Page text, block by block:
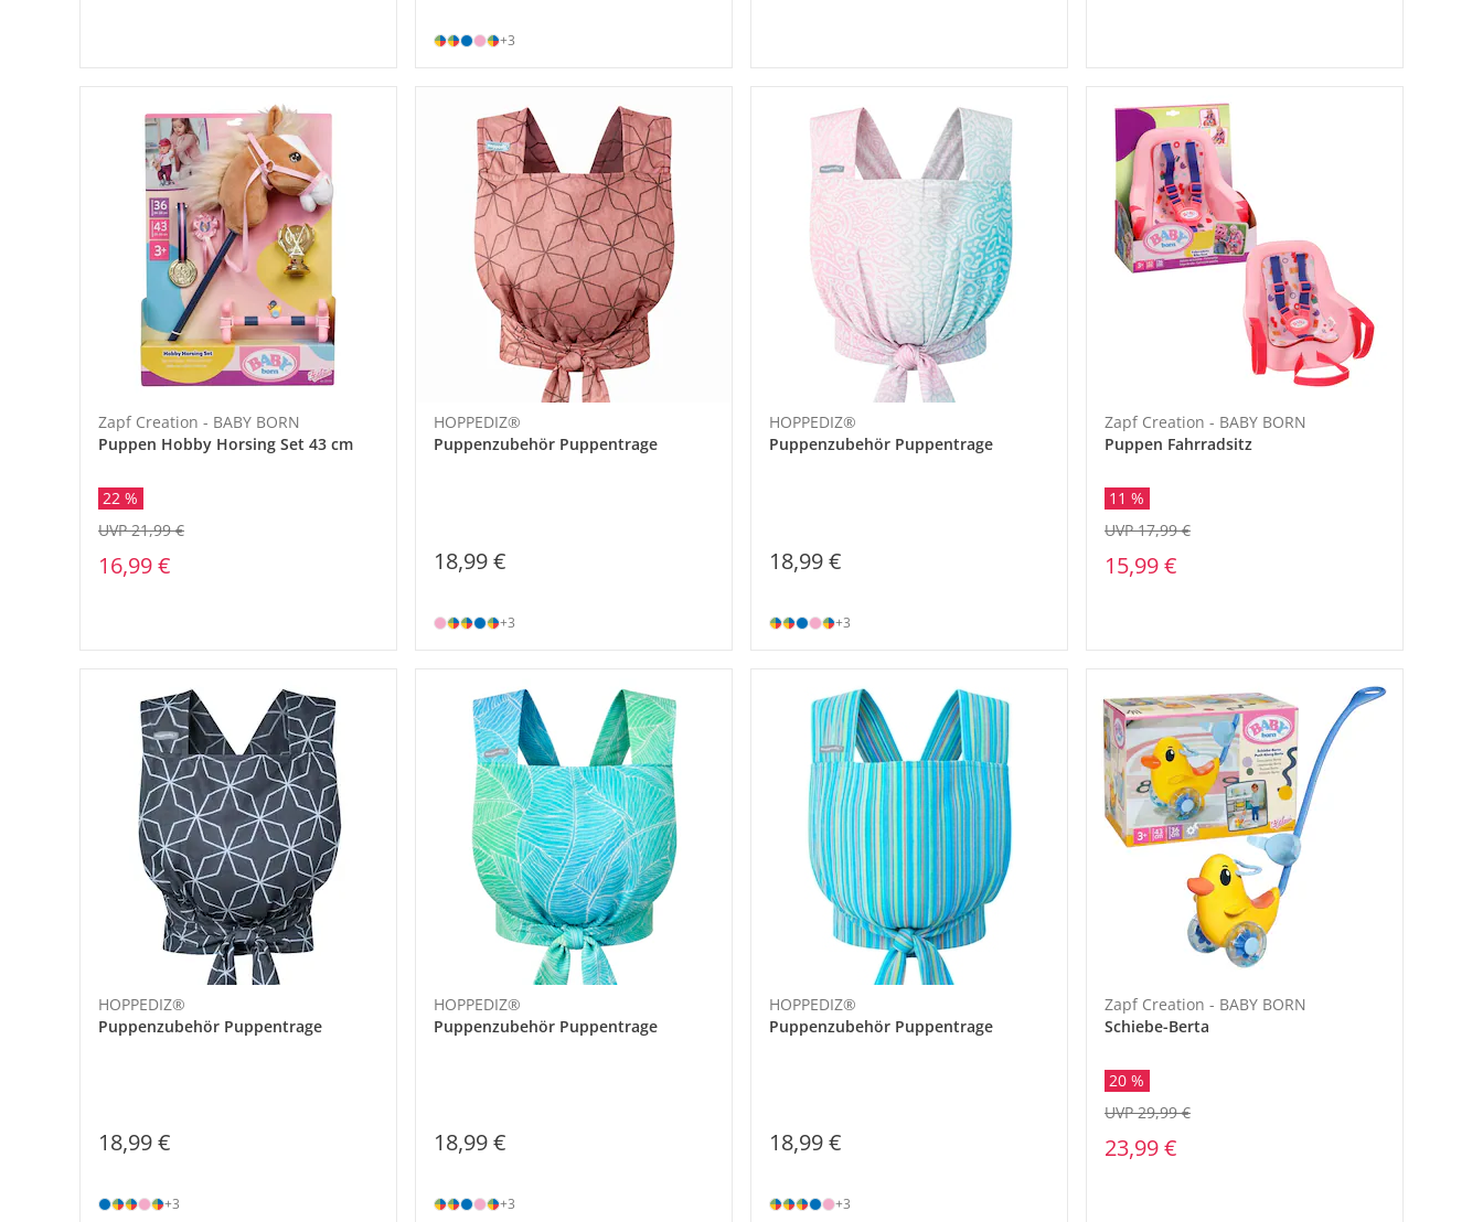
+3
Zapf Creation - BABY BORN
Puppen Hobby Horsing Set 43 cm
22 %
16,99 €
UVP 21,99 €
HOPPEDIZ®
Puppenzubehör Puppentrage
18,99 €
+3
HOPPEDIZ®
Puppenzubehör Puppentrage
18,99 €
+3
Zapf Creation - BABY BORN
Puppen Fahrradsitz
11 %
15,99 €
UVP 17,99 €
HOPPEDIZ®
Puppenzubehör Puppentrage
18,99 €
+3
HOPPEDIZ®
Puppenzubehör Puppentrage
18,99 €
+3
HOPPEDIZ®
Puppenzubehör Puppentrage
18,99 €
+3
Zapf Creation - BABY BORN
Schiebe-Berta
20 %
23,99 €
UVP 29,99 €